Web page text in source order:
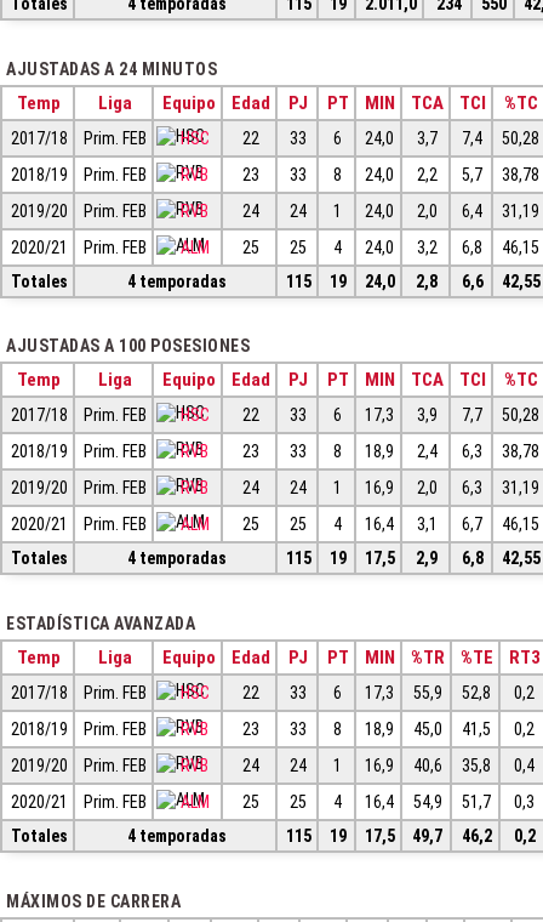
Totales
4 temporadas 115 19 2.011,0 234 550
AJUSTADAS A 24 MINUTOS
Temp Liga Equipo Edad PJ PT MIN TCA TCI %TC
2017/18 Prim. FEB HSC 22 33 6 24,0 3,7 7,4
50,28
2018/19
Prim. FEB RVB 23 33 8 24,0 2,2 5,7
38,78
2019/20
Prim. FEB RVB 24 24 1 24,0 2,0 6,4
31,19
2020/21
Prim. FEB ALM 25 25 4 24,0 3,2 6,8
46,15
Totales
4 temporadas 115 19 24,0 2,8 6,6 42,55
AJUSTADAS A 100 POSESIONES
Temp Liga Equipo Edad PJ PT MIN TCA TCI %TC
2017/18 Prim. FEB HSC 22 33 6 17,3 3,9 7,7
50,28
2018/19
Prim. FEB RVB 23 33 8 18,9 2,4 6,3
38,78
2019/20
Prim. FEB RVB 24 24 1 16,9 2,0 6,3
31,19
2020/21
Prim. FEB ALM 25 25 4 16,4 3,1 6,7
46,15
Totales
4 temporadas 115 19 17,5 2,9 6,8 42,55
ESTADÍSTICA AVANZADA
Temp Liga Equipo Edad PJ PT MIN %TR %TE RT3
2017/18 Prim. FEB HSC 22 33 6 17,3 55,9 52,8
0,2
2018/19
Prim. FEB RVB 23 33 8 18,9 45,0 41,5
0,2
2019/20
Prim. FEB RVB 24 24 1 16,9 40,6 35,8
0,4
2020/21
Prim. FEB ALM 25 25 4 16,4 54,9 51,7
0,3
Totales
4 temporadas 115 19 17,5 49,7 46,2 0,2
MÁXIMOS DE CARRERA